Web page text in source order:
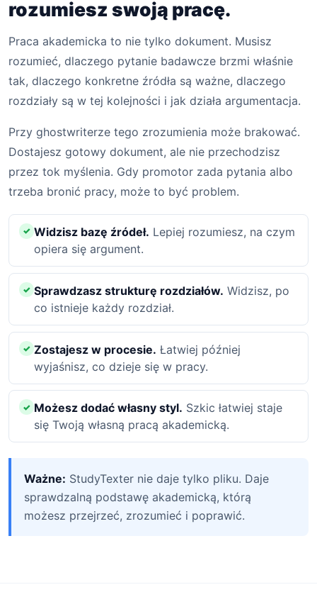
rozumiesz swoją pracę.
Praca akademicka to nie tylko dokument. Musisz
rozumieć, dlaczego pytanie badawcze brzmi właśnie
tak, dlaczego konkretne źródła są ważne, dlaczego
rozdziały są w tej kolejności i jak działa argumentacja.
Przy ghostwriterze tego zrozumienia może brakować.
Dostajesz gotowy dokument, ale nie przechodzisz
przez tok myślenia. Gdy promotor zada pytania albo
trzeba bronić pracy, może to być problem.
Widzisz bazę źródeł. Lepiej rozumiesz, na czym
opiera się argument.
Sprawdzasz strukturę rozdziałów. Widzisz, po
co istnieje każdy rozdział.
Zostajesz w procesie. Łatwiej później
wyjaśnisz, co dzieje się w pracy.
Możesz dodać własny styl. Szkic łatwiej staje
się Twoją własną pracą akademicką.
Ważne: StudyTexter nie daje tylko pliku. Daje
sprawdzalną podstawę akademicką, którą
możesz przejrzeć, zrozumieć i poprawić.